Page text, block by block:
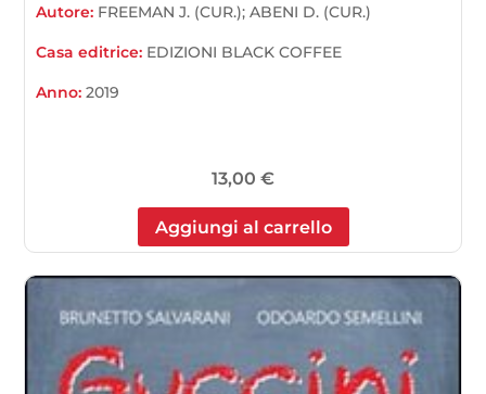
Autore: FREEMAN J. (CUR.); ABENI D. (CUR.)
Casa editrice: EDIZIONI BLACK COFFEE
Anno:2019
13,00 €
Aggiungi al carrello